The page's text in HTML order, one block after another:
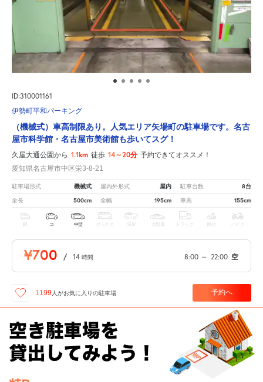
ID:310001161
伊勢町平和パーキング
（機械式）車高制限あり。人気エリア矢場町の駐車場です。名古
屋市科学館・名古屋市美術館も歩いてスグ！
久屋大通公園から 1.1km 徒歩 14～20分 予約できてオススメ！
愛知県名古屋市中区栄3-8-21
駐車場形式 機械式 屋内外形式 屋内 駐車台数 8台
全長 500cm 全幅 195cm 車高 155cm
軽 コ 中型 ボックス SUV 大型車 トラック 原付 バイク
¥700 / 14 時間 8:00 ～ 22:00 空
1199 人がお気に入りの駐車場 予約へ